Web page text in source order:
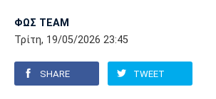
AUTO-MOTO
Γ Εθνική
Ελλάδα
Εθνική
EuroLeague
Βόλεϊ
ΠόλοΠαναθηναϊκός Ατρόμητος
ΦΩΣ TEAM
Τρίτη, 19/05/2026 23:45
SHARE TWEET